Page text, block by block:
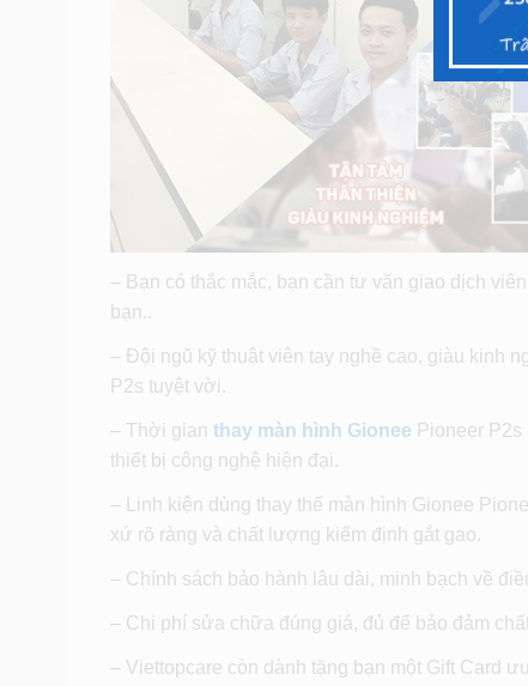
– Bạn có thắc mắc, bạn cần tư vấn giao dịch
bạn..
– Đội ngũ kỹ thuật viên tay nghề cao, giàu kinh
P2s tuyệt vời.
– Thời gian thay màn hình Gionee Pioneer
thiết bị công nghệ hiện đại.
– Linh kiện dùng thay thế màn hình Gionee
xứ rõ ràng và chất lượng kiểm định gắt gao.
– Chính sách bảo hành lâu dài, minh bạch về
– Chi phí sửa chữa đúng giá, đủ để bảo đảm
– Viettopcare còn dành tặng bạn một Gift Card